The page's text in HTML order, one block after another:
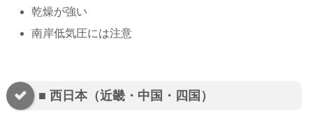
乾燥が強い
南岸低気圧には注意
■ 西日本（近畿・中国・四国）